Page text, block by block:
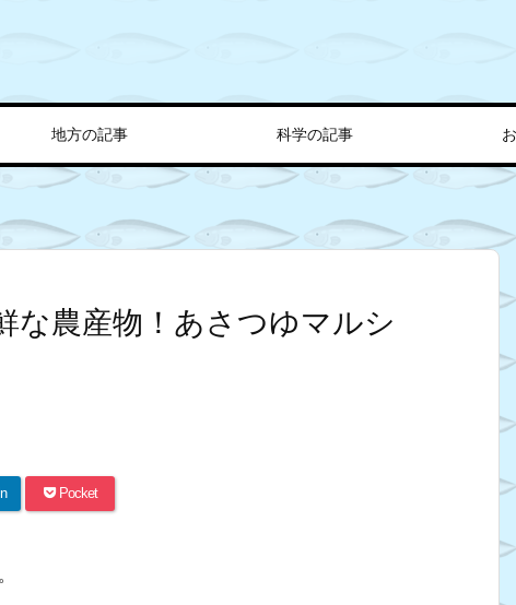
地方の記事 科学の記事
な農産物！あさつゆマルシ
Pocket